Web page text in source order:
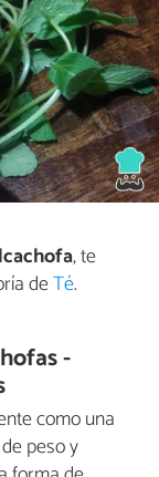
, te
deTé.
-
como una
peso y